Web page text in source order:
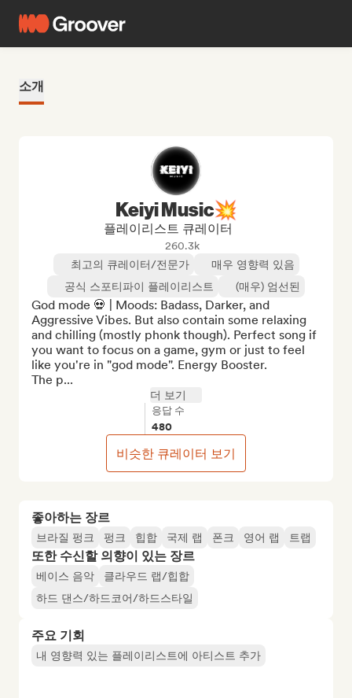
소개
좋아하는 장르
브라질 펑크 펑크 힙합 국제 랩 폰크 영어 랩 트랩
또한 수신할 의향이 있는 장르
베이스 음악
클라우드 랩/힙합
하드 댄스/하드코어/하드스타일
주요 기회
내 영향력 있는 플레이리스트에 아티스트 추가
Keiyi Music💥
플레이리스트 큐레이터
260.3k
최고의 큐레이터/전문가
매우 영향력 있음
공식 스포티파이 플레이리스트
(매우) 엄선된
God mode 💀 | Moods: Badass, Darker, and
Aggressive Vibes. But also contain some relaxing
and chilling (mostly phonk though). Perfect song if
you want to focus on a game, gym or just to feel
like you're in "god mode". Energy Booster.
The p...
더 보기
응답 수
480
비슷한 큐레이터 보기